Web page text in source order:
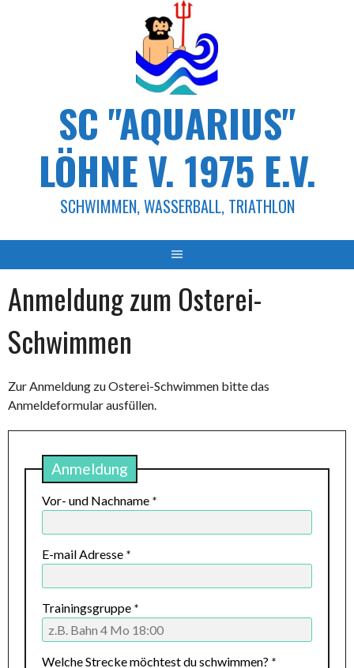
SC "AQUARIUS"
LÖHNE V. 1975 E.V.
SCHWIMMEN, WASSERBALL, TRIATHLON
Anmeldung zum Osterei-
Schwimmen
Zur Anmeldung zu Osterei-Schwimmen bitte das
Anmeldeformular ausfüllen.
Anmeldung
Vor- und Nachname *
E-mail Adresse *
Trainingsgruppe *
Welche Strecke möchtest du schwimmen? *